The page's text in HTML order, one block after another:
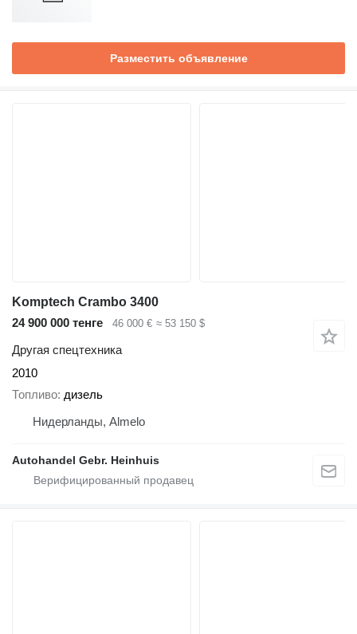
Разместить объявление
Komptech Crambo 3400
24 900 000 тенге
46 000 € ≈ 53 150 $
Другая спецтехника
2010
Топливо дизель
Нидерланды, Almelo
Autohandel Gebr. Heinhuis